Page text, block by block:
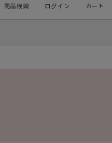
商品検索 ログイン カート